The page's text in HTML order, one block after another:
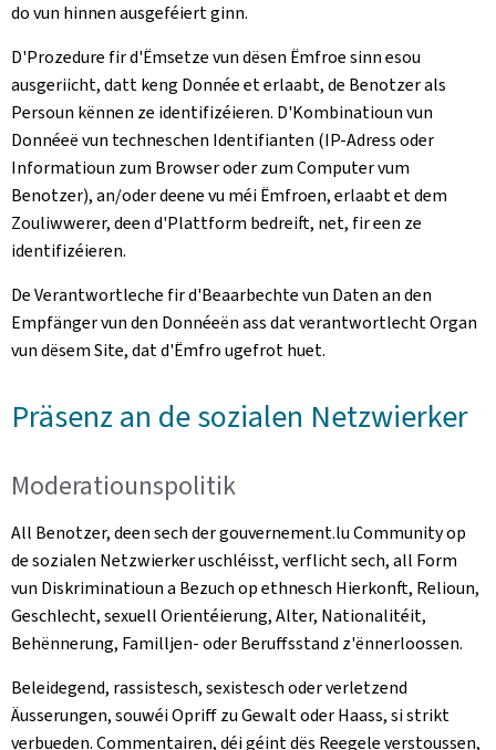
do vun hinnen ausgeféiert ginn.
D'Prozedure fir d'Ëmsetze vun dësen Ëmfroe sinn esou
ausgeriicht, datt keng Donnée et erlaabt, de Benotzer als
Persoun kënnen ze identifizéieren. D'Kombinatioun vun
Donnéeë vun techneschen Identifianten (IP-Adress oder
Informatioun zum Browser oder zum Computer vum
Benotzer), an/oder deene vu méi Ëmfroen, erlaabt et dem
Zouliwwerer, deen d'Plattform bedreift, net, fir een ze
identifizéieren.
De Verantwortleche fir d'Beaarbechte vun Daten an den
Empfänger vun den Donnéeën ass dat verantwortlecht Organ
vun dësem Site, dat d'Ëmfro ugefrot huet.
Präsenz an de sozialen Netzwierker
Moderatiounspolitik
All Benotzer, deen sech der gouvernement.lu Community op
de sozialen Netzwierker uschléisst, verflicht sech, all Form
vun Diskriminatioun a Bezuch op ethnesch Hierkonft, Relioun,
Geschlecht, sexuell Orientéierung, Alter, Nationalitéit,
Behënnerung, Familljen- oder Beruffsstand z'ënnerloossen.
Beleidegend, rassistesch, sexistesch oder verletzend
Äusserungen, souwéi Opriff zu Gewalt oder Haass, si strikt
verbueden. Commentairen, déi géint dës Reegele verstoussen,